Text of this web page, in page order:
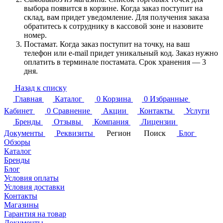
выбора появится в корзине. Когда заказ поступит на
склад, вам придет уведомление. Для получения заказа
обратитесь к сотруднику в кассовой зоне и назовите
номер.
Постамат. Когда заказ поступит на точку, на ваш
телефон или e-mail придет уникальный код. Заказ нужно
оплатить в терминале постамата. Срок хранения — 3
дня.
Назад к списку
Главная
Каталог 0 Корзина 0 Избранные
Кабинет
0 Сравнение Акции Контакты
Услуги
Бренды
Отзывы Компания
Лицензии
Документы
Реквизиты Регион Поиск
Блог
Обзоры
Каталог
Бренды
Блог
Условия оплаты
Условия доставки
Контакты
Магазины
Гарантия на товар